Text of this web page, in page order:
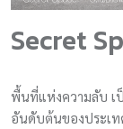
Secret
พื้นที่แห่งความลับ เ
อันดับต้นของประเ